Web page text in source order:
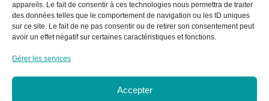
appareils. Le fait de consentir à ces technologies nous permettra de traiter
des données telles que le comportement de navigation ou les ID uniques
sur ce site. Le fait de ne pas consentir ou de retirer son consentement peut
avoir un effet négatif sur certaines caractéristiques et fonctions.
Gérer les services
Accepter
Conditions générales d’utilisation
Conditions générales de vente
Mentions légales
Politique de cookie
Plan du site